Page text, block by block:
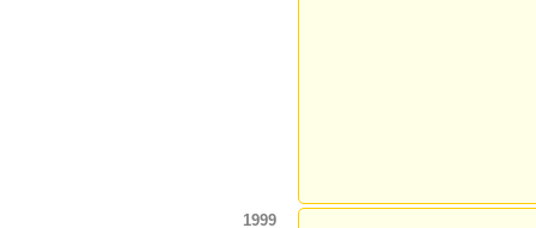
1999